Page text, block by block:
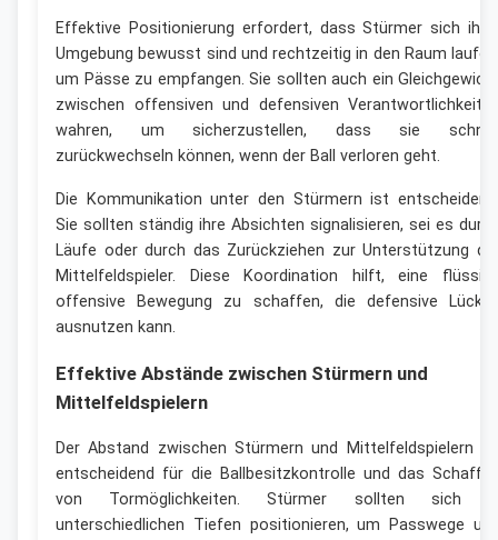
Effektive Positionierung erfordert, dass Stürmer sich
Umgebung bewusst sind und rechtzeitig in den Raum
um Pässe zu empfangen. Sie sollten auch ein
zwischen offensiven und defensiven
wahren, um sicherzustellen, dass sie
zurückwechseln können, wenn der Ball verloren geht.
Die Kommunikation unter den Stürmern ist
Sie sollten ständig ihre Absichten signalisieren, sei es
Läufe oder durch das Zurückziehen zur Unterstützung
Mittelfeldspieler. Diese Koordination hilft, eine
offensive Bewegung zu schaffen, die defensive
ausnutzen kann.
Effektive Abstände zwischen Stürmern und
Mittelfeldspielern
Der Abstand zwischen Stürmern und Mittelfeldspielern
entscheidend für die Ballbesitzkontrolle und das
von Tormöglichkeiten. Stürmer sollten sich
unterschiedlichen Tiefen positionieren, um Passwege